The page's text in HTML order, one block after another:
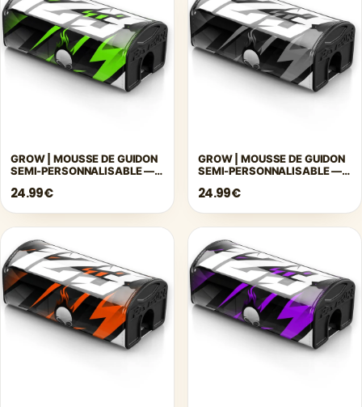
GROW | MOUSSE DE GUIDON
SEMI-PERSONNALISABLE —
24.99€
GROW | MOUSSE DE GUIDON
SEMI-PERSONNALISABLE —
24.99€